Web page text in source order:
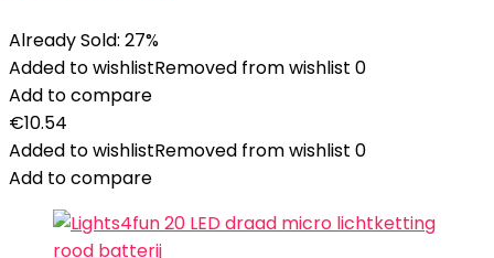
Already Sold: 27%
Added to wishlistRemoved from wishlist 0
Add to compare
€10.54
Added to wishlistRemoved from wishlist 0
Add to compare